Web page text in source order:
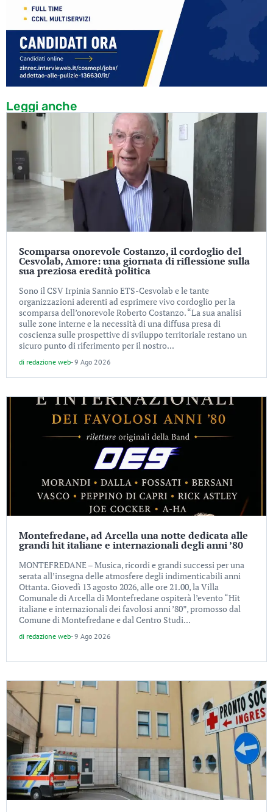
Leggi anche
Scomparsa onorevole Costanzo, il cordoglio del
Cesvolab, Amore: una giornata di riflessione sulla
sua preziosa eredità politica
Sono il CSV Irpinia Sannio ETS-Cesvolab e le tante
organizzazioni aderenti ad esprimere vivo cordoglio per la
scomparsa dell’onorevole Roberto Costanzo. “La sua analisi
sulle zone interne e la necessità di una diffusa presa di
coscienza sulle prospettive di sviluppo territoriale restano un
sicuro punto di riferimento per il nostro...
di redazione web-9 Ago 2026
Montefredane, ad Arcella una notte dedicata alle
grandi hit italiane e internazionali degli anni ’80
MONTEFREDANE – Musica, ricordi e grandi successi per una
serata all’insegna delle atmosfere degli indimenticabili anni
Ottanta. Giovedì 13 agosto 2026, alle ore 21.00, la Villa
Comunale di Arcella di Montefredane ospiterà l’evento “Hit
italiane e internazionali dei favolosi anni ’80”, promosso dal
Comune di Montefredane e dal Centro Studi...
di redazione web-9 Ago 2026